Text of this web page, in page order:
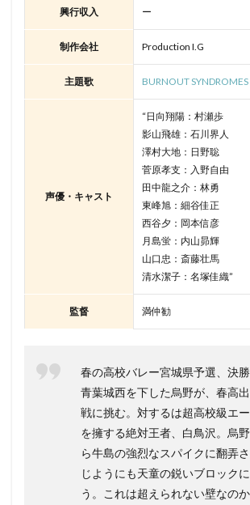
興行収入 ー
制作会社 Production I.G
主題歌 BURNOUT SYNDROMES
声優・キャスト
“日向翔陽：村瀬歩
影山飛雄：石川界人
澤村大地：日野聡
菅原孝支：入野自由
田中龍之介：林勇
東峰旭：細谷佳正
西谷夕：岡本信彦
月島蛍：内山昴輝
山口忠：斎藤壮馬
清水潔子：名塚佳織”
監督 満仲勧
春の高校バレー宮城県予選、決
青葉城西を下した烏野が、春高
戦に挑む。対するは超高校級エ
を擁する絶対王者、白鳥沢。烏
ら牛島の強烈なスパイクに翻弄
じようにも天童の鋭いブロック
う。これは超えられない壁なの